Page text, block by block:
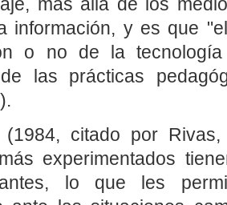
información, y es que
o no de la
las prácticas
(1984, citado por
experimentados
lo que les